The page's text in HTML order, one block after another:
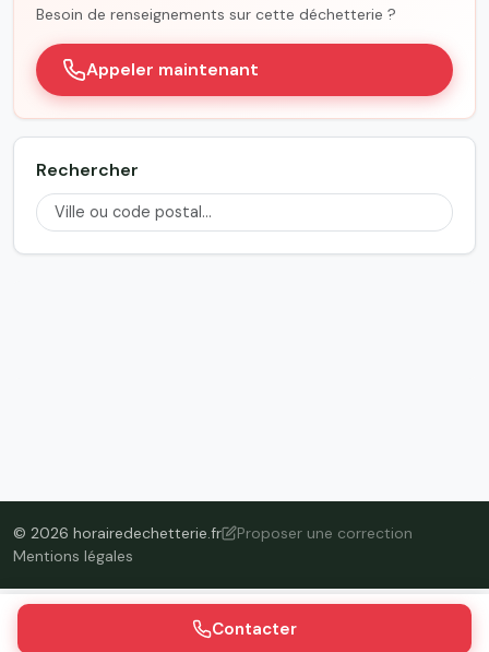
Besoin de renseignements sur cette déchetterie ?
Appeler maintenant
Rechercher
© 2026 horairedechetterie.fr
Proposer une correction
Mentions légales
Contacter